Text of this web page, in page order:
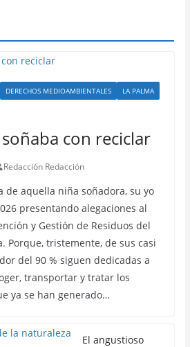
DERECHOS MEDIOAMBIENTALES
LA PALMA
con reciclar
Redacción Redacción
de aquella niña soñadora, su yo
presentando alegaciones al
y Gestión de Residuos del
Porque, tristemente, de sus casi
del 90 % siguen dedicadas a
transportar y tratar los
ya se han generado…
El angustioso